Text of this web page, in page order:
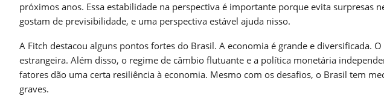
próximos anos. Essa estabilidade na perspectiva é importante porque evita surpresas
gostam de previsibilidade, e uma perspectiva estável ajuda nisso.
A Fitch destacou alguns pontos fortes do Brasil. A economia é grande e diversificada.
estrangeira. Além disso, o regime de câmbio flutuante e a política monetária
fatores dão uma certa resiliência à economia. Mesmo com os desafios, o Brasil tem
graves.